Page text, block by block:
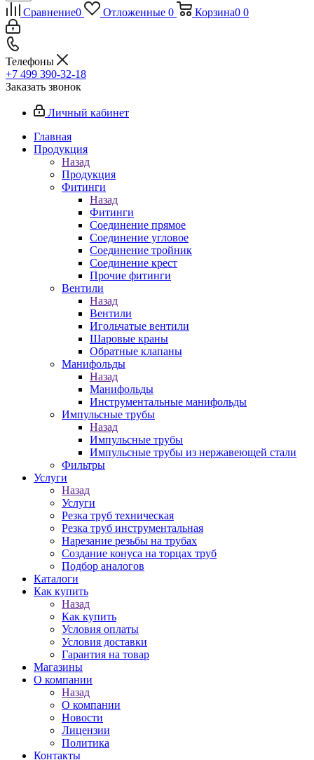
Сравнение0 Отложенные 0 Корзина0 0
Телефоны
+7 499 390-32-18
Заказать звонок
Личный кабинет
Главная
Продукция
Назад
Продукция
Фитинги
Назад
Фитинги
Соединение прямое
Соединение угловое
Соединение тройник
Соединение крест
Прочие фитинги
Вентили
Назад
Вентили
Игольчатые вентили
Шаровые краны
Обратные клапаны
Манифольды
Назад
Манифольды
Инструментальные манифольды
Импульсные трубы
Назад
Импульсные трубы
Импульсные трубы из нержавеющей стали
Фильтры
Услуги
Назад
Услуги
Резка труб техническая
Резка труб инструментальная
Нарезание резьбы на трубах
Создание конуса на торцах труб
Подбор аналогов
Каталоги
Как купить
Назад
Как купить
Условия оплаты
Условия доставки
Гарантия на товар
Магазины
О компании
Назад
О компании
Новости
Лицензии
Политика
Контакты